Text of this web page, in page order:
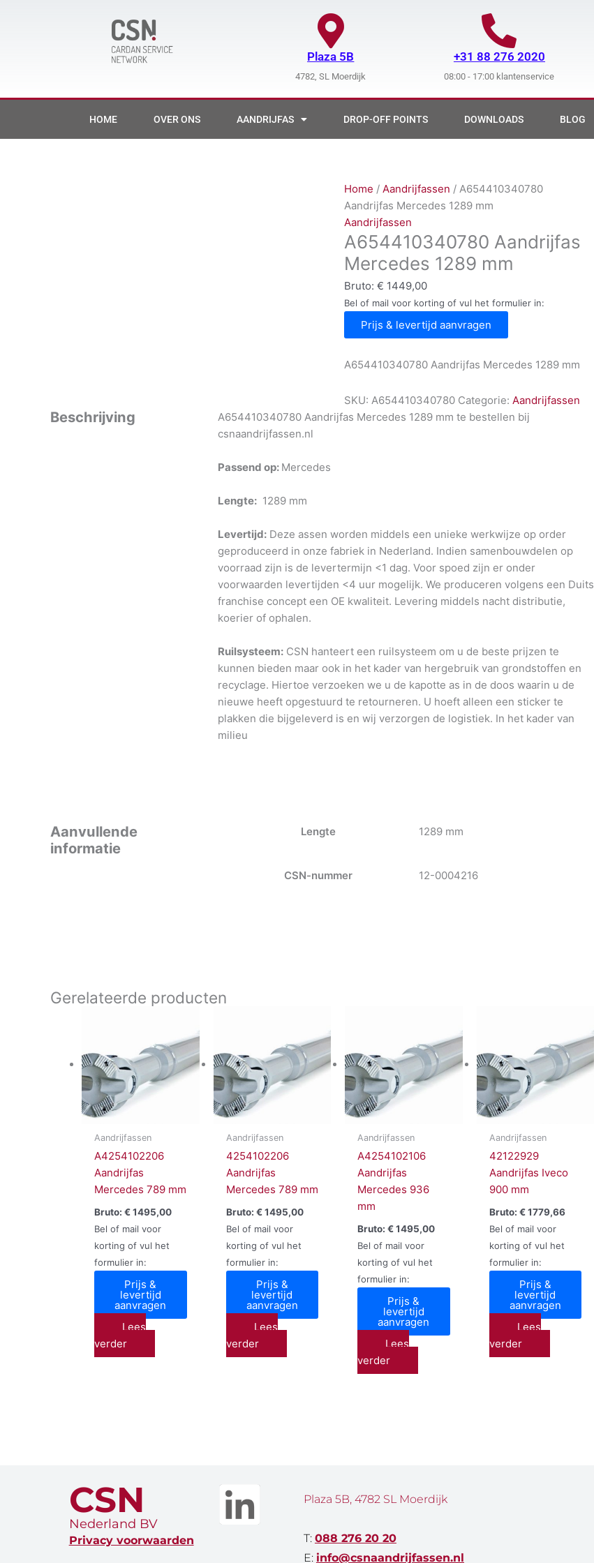
Plaza 5B
4782, SL Moerdijk
+31 88 276 2020
08:00 - 17:00 klantenservice
HOME OVER ONS AANDRIJFAS DROP-OFF POINTS DOWNLOADS BLOG
Home / Aandrijfassen / A654410340780
Aandrijfas Mercedes 1289 mm
Aandrijfassen
A654410340780 Aandrijfas
Mercedes 1289 mm
Bruto: € 1449,00
Bel of mail voor korting of vul het formulier in:
Prijs & levertijd aanvragen
A654410340780 Aandrijfas Mercedes 1289 mm
SKU: A654410340780 Categorie: Aandrijfassen
Beschrijving
A654410340780 Aandrijfas Mercedes 1289 mm te bestellen bij
csnaandrijfassen.nl
Passend op: Mercedes
Lengte: 1289 mm
Levertijd: Deze assen worden middels een unieke werkwijze op order
geproduceerd in onze fabriek in Nederland. Indien samenbouwdelen op
voorraad zijn is de levertermijn <1 dag. Voor spoed zijn er onder
voorwaarden levertijden <4 uur mogelijk. We produceren volgens een Duits
franchise concept een OE kwaliteit. Levering middels nacht distributie,
koerier of ophalen.
Ruilsysteem: CSN hanteert een ruilsysteem om u de beste prijzen te
kunnen bieden maar ook in het kader van hergebruik van grondstoffen en
recyclage. Hiertoe verzoeken we u de kapotte as in de doos waarin u de
nieuwe heeft opgestuurd te retourneren. U hoeft alleen een sticker te
plakken die bijgeleverd is en wij verzorgen de logistiek. In het kader van
milieu
Aanvullende
informatie
Lengte 1289 mm
CSN-nummer 12-0004216
Gerelateerde producten
Aandrijfassen
A4254102206
Aandrijfas
Mercedes 789 mm
Bruto: €1495,00
Bel of mail voor
korting of vul het
formulier in:
Prijs &
levertijd
aanvragen
Lees
verder
Aandrijfassen
4254102206
Aandrijfas
Mercedes 789 mm
Bruto: €1495,00
Bel of mail voor
korting of vul het
formulier in:
Prijs &
levertijd
aanvragen
Lees
verder
Aandrijfassen
A4254102106
Aandrijfas
Mercedes 936
mm
Bruto: €1495,00
Bel of mail voor
korting of vul het
formulier in:
Prijs &
levertijd
aanvragen
Lees
verder
Aandrijfassen
42122929
Aandrijfas Iveco
900 mm
Bruto: €1779,66
Bel of mail voor
korting of vul het
formulier in:
Prijs &
levertijd
aanvragen
Lees
verder
CSN
Nederland BV
Privacy voorwaarden
Plaza 5B, 4782 SL Moerdijk
T: 088 276 20 20
E: info@csnaandrijfassen.nl